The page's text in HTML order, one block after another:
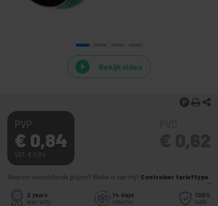
Bekijk video
PVP
€ 0,84
VAT: € 0,84
Waarom verschillende prijzen? Welke is van mij? Controleer tarieftype
2 years
warranty
14 days
returns
100%
safe